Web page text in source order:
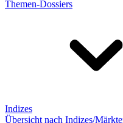
Themen-Dossiers
Indizes
Übersicht nach Indizes/